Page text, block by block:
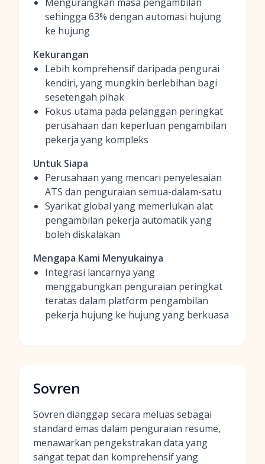
sehingga 63% dengan automasi hujung
ke hujung
Kekurangan
Lebih komprehensif daripada pengurai
kendiri, yang mungkin berlebihan bagi
sesetengah pihak
Fokus utama pada pelanggan peringkat
perusahaan dan keperluan pengambilan
pekerja yang kompleks
Untuk Siapa
Perusahaan yang mencari penyelesaian
ATS dan penguraian semua-dalam-satu
Syarikat global yang memerlukan alat
pengambilan pekerja automatik yang
boleh diskalakan
Mengapa Kami Menyukainya
Integrasi lancarnya yang
menggabungkan penguraian peringkat
teratas dalam platform pengambilan
pekerja hujung ke hujung yang berkuasa
Sovren
Sovren dianggap secara meluas sebagai
standard emas dalam penguraian resume,
menawarkan pengekstrakan data yang
sangat tepat dan komprehensif yang